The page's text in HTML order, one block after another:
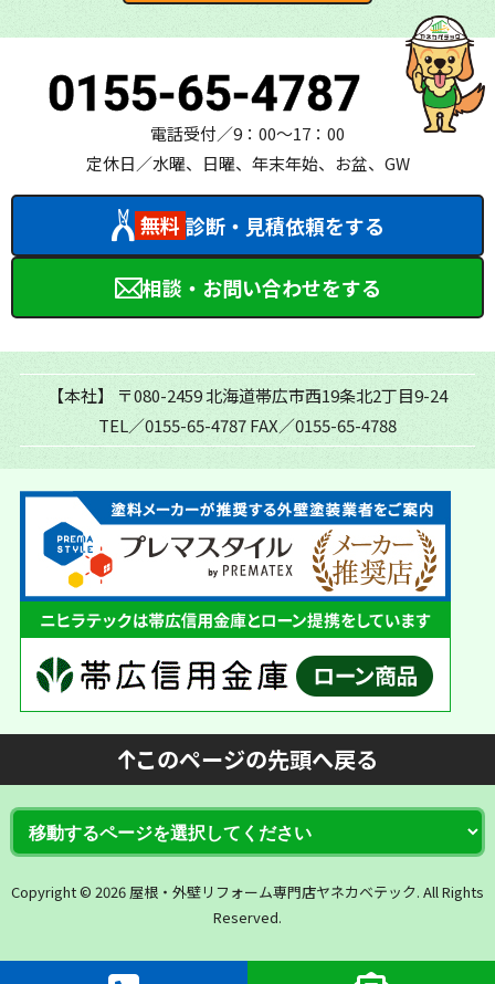
0155-65-4787
電話受付／9：00～17：00
定休日／水曜、日曜、年末年始、お盆、GW
無料 診断・見積依頼をする
相談・お問い合わせをする
【本社】
〒080-2459 北海道帯広市西19条北2丁目9-24
TEL／0155-65-4787FAX／0155-65-4788
このページの先頭へ戻る
Copyright © 2026 屋根・外壁リフォーム専門店ヤネカベテック. All Rights
Reserved.